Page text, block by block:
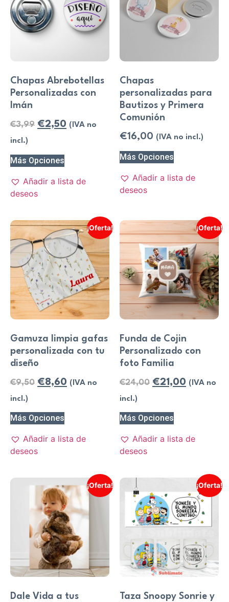
Chapas Abrebotellas
Personalizadas con
Imán
€3,99 €2,50 (IVA no
incl.)
Más Opciones
Añadir a lista de
deseos
Chapas
personalizadas para
Bautizos y Primera
Comunión
€16,00 (IVA no incl.)
Más Opciones
Añadir a lista de
deseos
¡Oferta!
Gamuza limpia gafas
personalizada con tu
diseño
€9,50 €8,60 (IVA no
incl.)
Más Opciones
Añadir a lista de
deseos
¡Oferta!
Funda de Cojin
Personalizado con
foto Familia
€24,00 €21,00 (IVA no
incl.)
Más Opciones
Añadir a lista de
deseos
¡Oferta!
Dale Vida a tus
¡Oferta!
Taza Snoopy Sonrie y